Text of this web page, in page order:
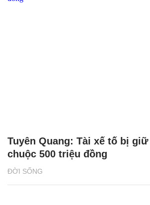
ĐỜI SỐNG
Tuyên Quang: Tài xế tố bị
chuộc 500 triệu đồng